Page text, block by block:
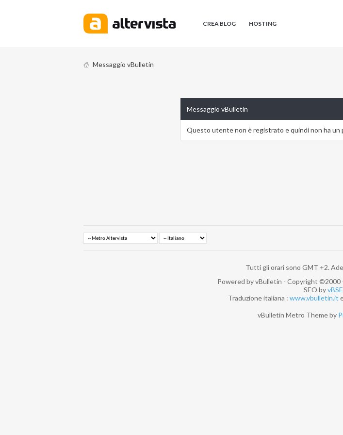
CREA BLOG HOSTING
Messaggio vBulletin
Messaggio vBulletin
Questo utente non è registrato e quindi non ha un
Tutti gli orari sono GMT +2.
Powered by vBulletin - Copyright ©2000
SEO by
Traduzione italiana : www.vbulletin.it
vBulletin Metro Theme by